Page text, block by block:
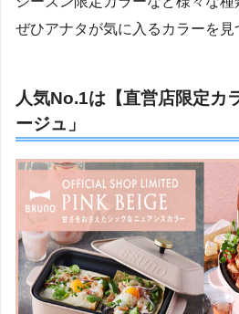
ぜひアナタが気に入るカラーを見
人気No.1は【直営店限定カ
ージュ」